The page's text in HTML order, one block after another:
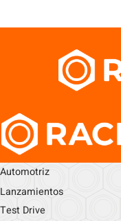
Automotriz
Lanzamientos
Test Drive